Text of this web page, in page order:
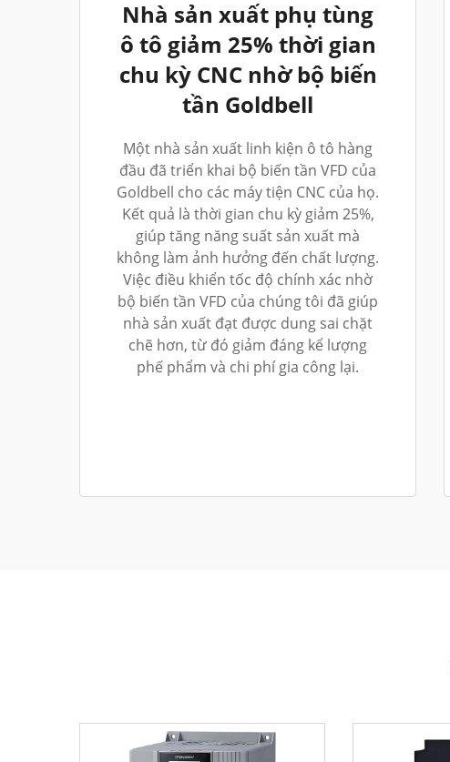
Nhà sản xuất phụ tùng
ô tô giảm 25% thời gian
chu kỳ CNC nhờ bộ biến
tần Goldbell
Một nhà sản xuất linh kiện ô tô hàng
đầu đã triển khai bộ biến tần VFD của
Goldbell cho các máy tiện CNC của họ.
Kết quả là thời gian chu kỳ giảm 25%,
giúp tăng năng suất sản xuất mà
không làm ảnh hưởng đến chất lượng.
Việc điều khiển tốc độ chính xác nhờ
bộ biến tần VFD của chúng tôi đã giúp
nhà sản xuất đạt được dung sai chặt
chẽ hơn, từ đó giảm đáng kể lượng
phế phẩm và chi phí gia công lại.